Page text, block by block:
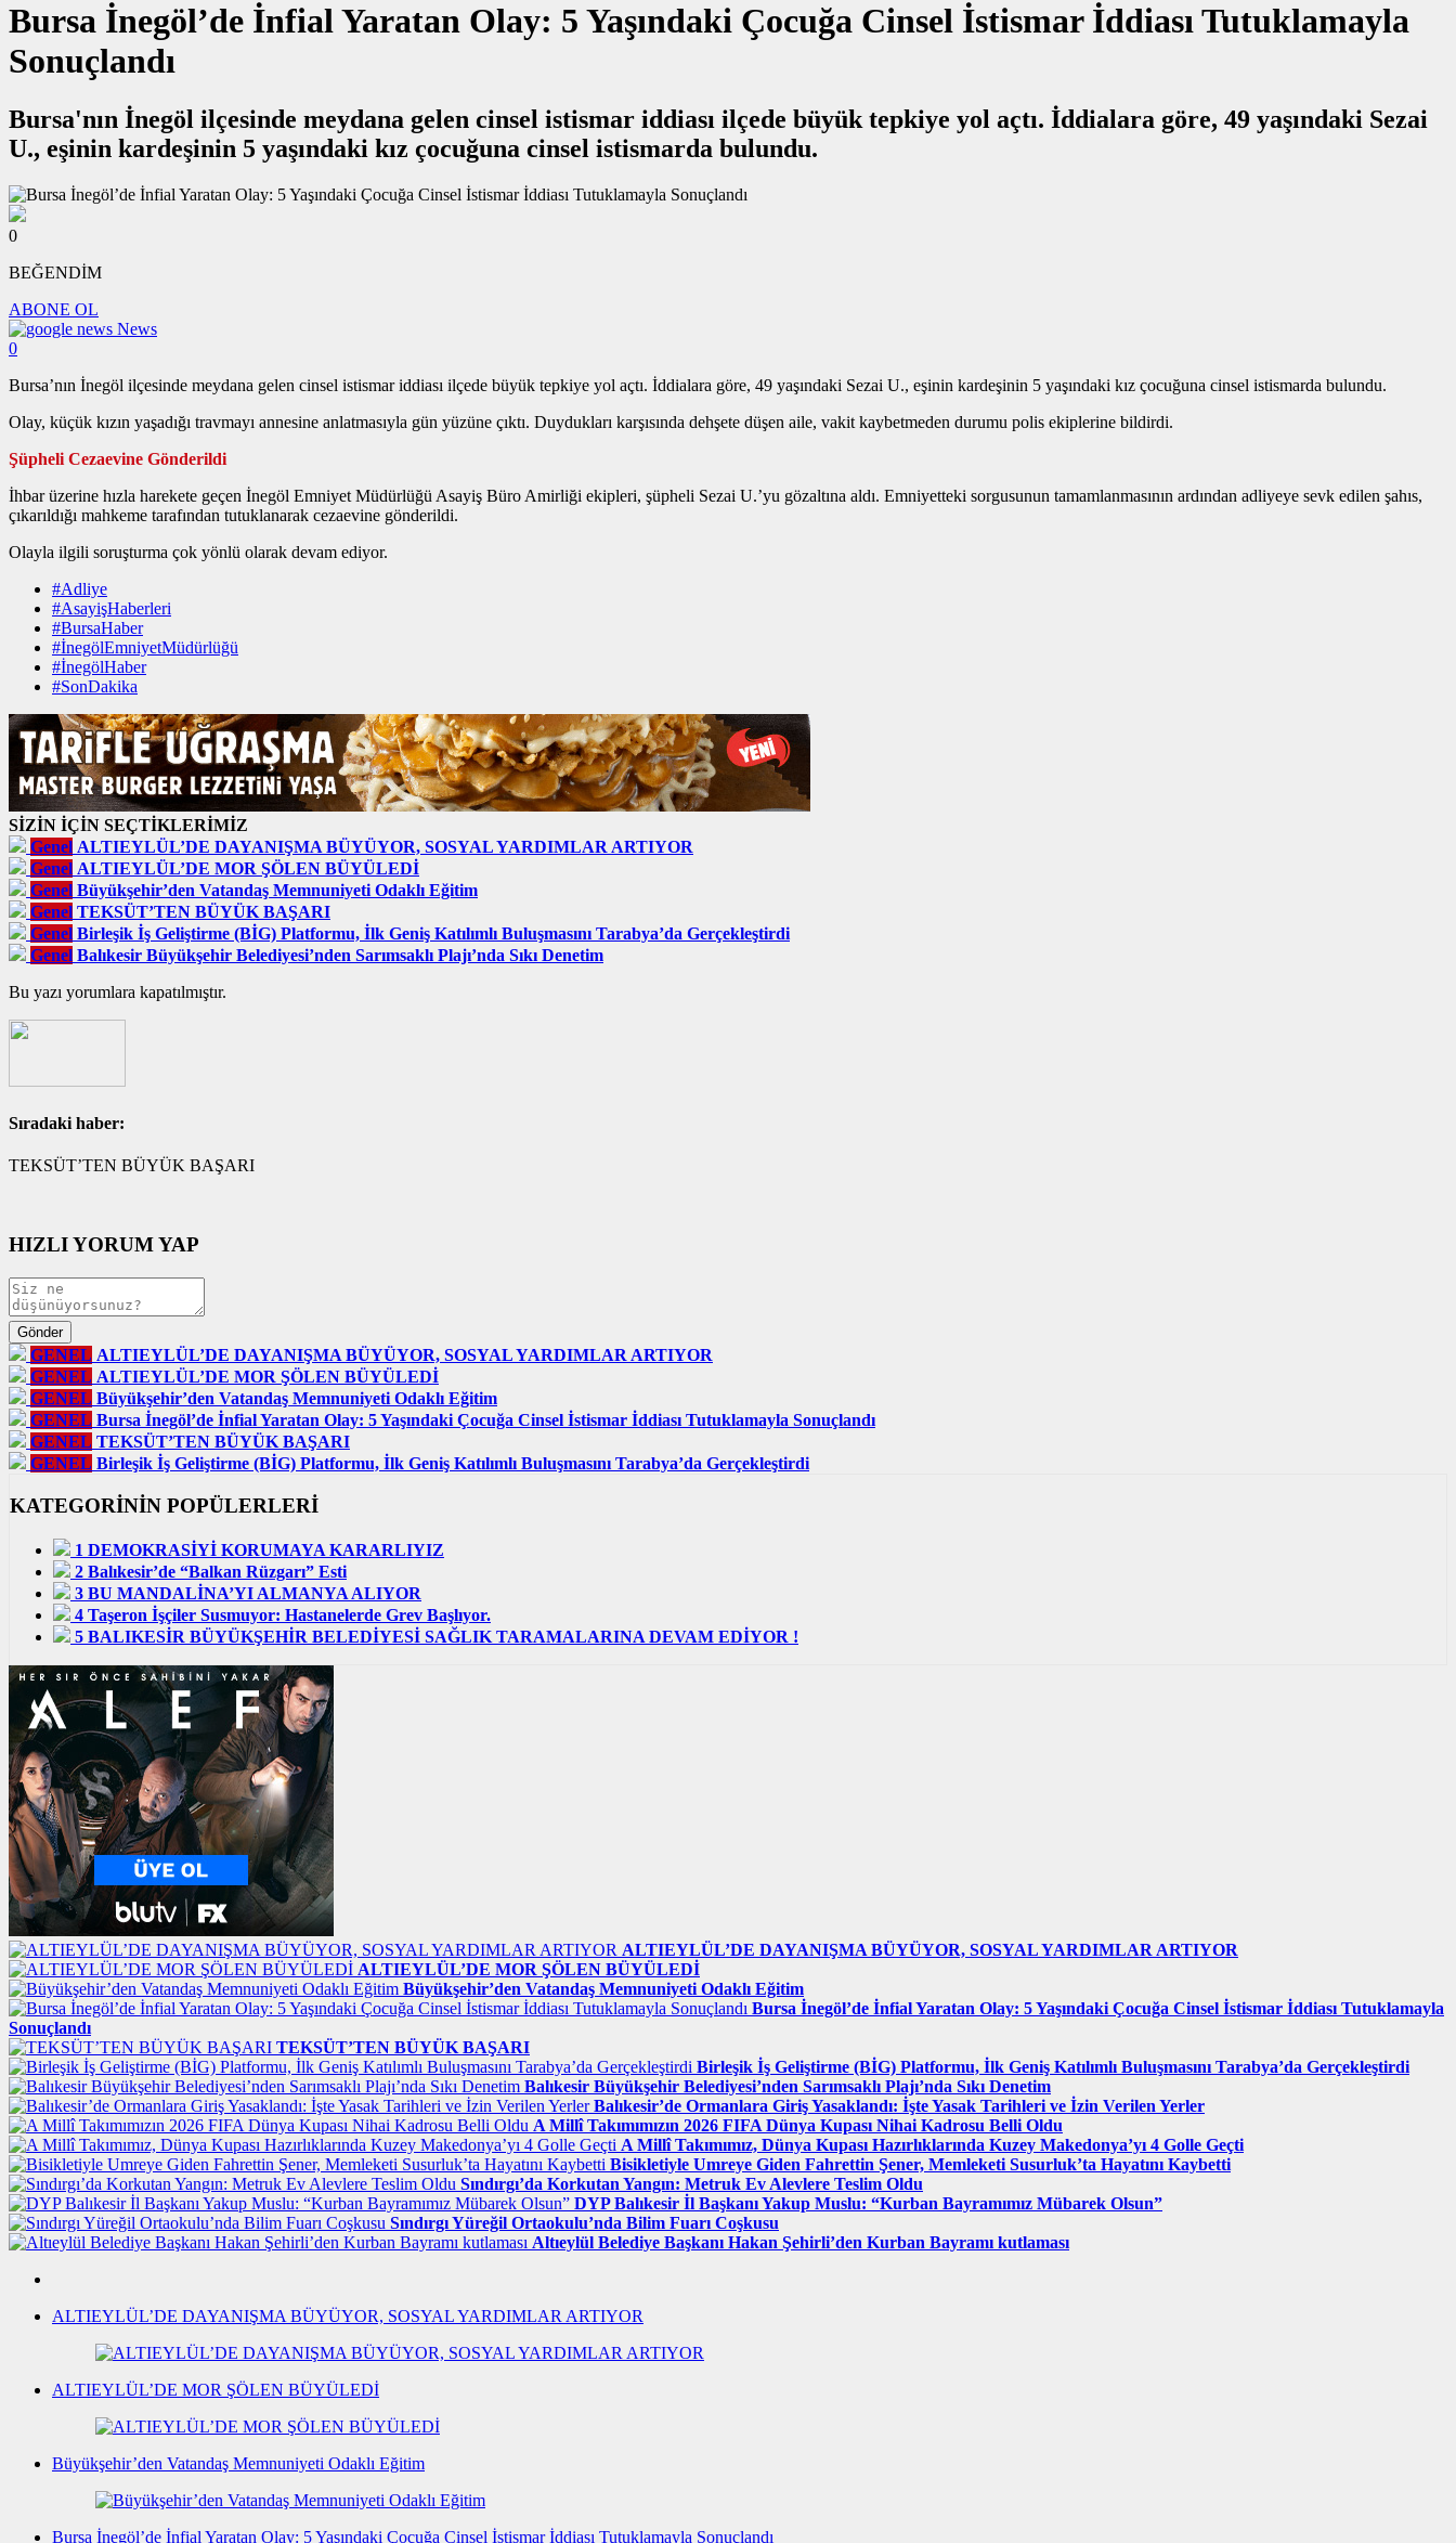
Bursa İnegöl’de İnfial Yaratan Olay: 5 Yaşındaki Çocuğa Cinsel İstismar İddiası Tutuklamayla
Sonuçlandı
Bursa'nın İnegöl ilçesinde meydana gelen cinsel istismar iddiası ilçede büyük tepkiye yol açtı. İddialara göre, 49 yaşındaki Sezai
U., eşinin kardeşinin 5 yaşındaki kız çocuğuna cinsel istismarda bulundu.
0
BEĞENDİM
ABONE OL
News
0
Bursa’nın İnegöl ilçesinde meydana gelen cinsel istismar iddiası ilçede büyük tepkiye yol açtı. İddialara göre, 49 yaşındaki Sezai U., eşinin kardeşinin 5 yaşındaki kız çocuğuna cinsel istismarda bulundu.
Olay, küçük kızın yaşadığı travmayı annesine anlatmasıyla gün yüzüne çıktı. Duydukları karşısında dehşete düşen aile, vakit kaybetmeden durumu polis ekiplerine bildirdi.
Şüpheli Cezaevine Gönderildi
İhbar üzerine hızla harekete geçen İnegöl Emniyet Müdürlüğü Asayiş Büro Amirliği ekipleri, şüpheli Sezai U.’yu gözaltına aldı. Emniyetteki sorgusunun tamamlanmasının ardından adliyeye sevk edilen şahıs,
çıkarıldığı mahkeme tarafından tutuklanarak cezaevine gönderildi.
Olayla ilgili soruşturma çok yönlü olarak devam ediyor.
#Adliye
#AsayişHaberleri
#BursaHaber
#İnegölEmniyetMüdürlüğü
#İnegölHaber
#SonDakika
SİZİN İÇİN SEÇTİKLERİMİZ
Genel ALTIEYLÜL’DE DAYANIŞMA BÜYÜYOR, SOSYAL YARDIMLAR ARTIYOR
Genel ALTIEYLÜL’DE MOR ŞÖLEN BÜYÜLEDİ
Genel Büyükşehir’den Vatandaş Memnuniyeti Odaklı Eğitim
Genel TEKSÜT’TEN BÜYÜK BAŞARI
Genel Birleşik İş Geliştirme (BİG) Platformu, İlk Geniş Katılımlı Buluşmasını Tarabya’da Gerçekleştirdi
Genel Balıkesir Büyükşehir Belediyesi’nden Sarımsaklı Plajı’nda Sıkı Denetim
Bu yazı yorumlara kapatılmıştır.
Sıradaki haber:
TEKSÜT’TEN BÜYÜK BAŞARI
HIZLI YORUM YAP
GENEL ALTIEYLÜL’DE DAYANIŞMA BÜYÜYOR, SOSYAL YARDIMLAR ARTIYOR
GENEL ALTIEYLÜL’DE MOR ŞÖLEN BÜYÜLEDİ
GENEL Büyükşehir’den Vatandaş Memnuniyeti Odaklı Eğitim
GENEL Bursa İnegöl’de İnfial Yaratan Olay: 5 Yaşındaki Çocuğa Cinsel İstismar İddiası Tutuklamayla Sonuçlandı
GENEL TEKSÜT’TEN BÜYÜK BAŞARI
GENEL Birleşik İş Geliştirme (BİG) Platformu, İlk Geniş Katılımlı Buluşmasını Tarabya’da Gerçekleştirdi
KATEGORİNİN POPÜLERLERİ
1 DEMOKRASİYİ KORUMAYA KARARLIYIZ
2 Balıkesir’de “Balkan Rüzgarı” Esti
3 BU MANDALİNA’YI ALMANYA ALIYOR
4 Taşeron İşçiler Susmuyor: Hastanelerde Grev Başlıyor.
5 BALIKESİR BÜYÜKŞEHİR BELEDİYESİ SAĞLIK TARAMALARINA DEVAM EDİYOR !
ALTIEYLÜL’DE DAYANIŞMA BÜYÜYOR, SOSYAL YARDIMLAR ARTIYOR
ALTIEYLÜL’DE MOR ŞÖLEN BÜYÜLEDİ
Büyükşehir’den Vatandaş Memnuniyeti Odaklı Eğitim
Bursa İnegöl’de İnfial Yaratan Olay: 5 Yaşındaki Çocuğa Cinsel İstismar İddiası Tutuklamayla
Sonuçlandı
TEKSÜT’TEN BÜYÜK BAŞARI
Birleşik İş Geliştirme (BİG) Platformu, İlk Geniş Katılımlı Buluşmasını Tarabya’da Gerçekleştirdi
Balıkesir Büyükşehir Belediyesi’nden Sarımsaklı Plajı’nda Sıkı Denetim
Balıkesir’de Ormanlara Giriş Yasaklandı: İşte Yasak Tarihleri ve İzin Verilen Yerler
A Millî Takımımızın 2026 FIFA Dünya Kupası Nihai Kadrosu Belli Oldu
A Millî Takımımız, Dünya Kupası Hazırlıklarında Kuzey Makedonya’yı 4 Golle Geçti
Bisikletiyle Umreye Giden Fahrettin Şener, Memleketi Susurluk’ta Hayatını Kaybetti
Sındırgı’da Korkutan Yangın: Metruk Ev Alevlere Teslim Oldu
DYP Balıkesir İl Başkanı Yakup Muslu: “Kurban Bayramımız Mübarek Olsun”
Sındırgı Yüreğil Ortaokulu’nda Bilim Fuarı Coşkusu
Altıeylül Belediye Başkanı Hakan Şehirli’den Kurban Bayramı kutlaması
ALTIEYLÜL’DE DAYANIŞMA BÜYÜYOR, SOSYAL YARDIMLAR ARTIYOR
ALTIEYLÜL’DE MOR ŞÖLEN BÜYÜLEDİ
Büyükşehir’den Vatandaş Memnuniyeti Odaklı Eğitim
Bursa İnegöl’de İnfial Yaratan Olay: 5 Yaşındaki Çocuğa Cinsel İstismar İddiası Tutuklamayla Sonuçlandı